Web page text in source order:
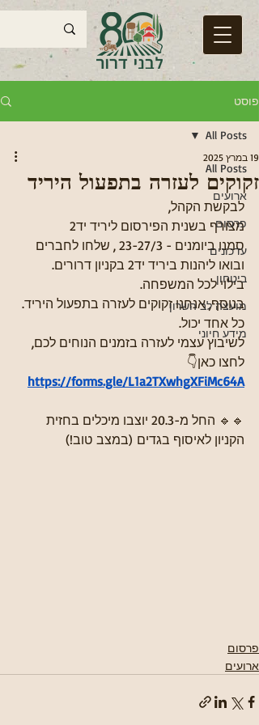
פוסט
All Posts
ארועים
פרסום
עדכונים
ביטחון
מועצה לב השרון
מידע חיוני
All Posts
זקוקים לעזרה בתפעול היריד
19 במרץ 2025
לבקשת הקהל,
מצורף בשנית הפירסום ליריד יד2
סמנו ביומנים - 23-27/3 , שלחו לחברים
ובואו ליהנות ביריד יד2 בקניון דרורים.
בילוי לכל המשפחה.
בנוסף, אנחנו זקוקים לעזרה בתפעול היריד.
כל אחד יכול.
לשיבוץ עצמי לעזרה בזמנים הנוחים לכם,
לחצו כאן👇
https://forms.gle/L1a2TXwhgXFiMc64A
🔹🔹 החל מ-20.3 יוצבו מיכלים בחזית
הקניון לאיסוף בגדים (במצב טוב!)
פרסום
ארועים